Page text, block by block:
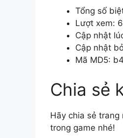
Tổng số
Lượt xem:
Cập nhật
Cập nhật
Mã MD5:
Chia sẻ
Hãy chia sẻ
trong game nhé!